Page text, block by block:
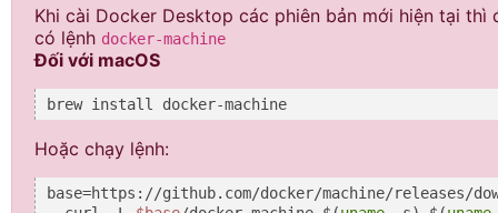
Khi cài Docker Desktop các phiên bản mới hiện tại
có lệnh docker-machine
Đối với macOS
brew install docker-machine
Hoặc chạy lệnh:
base=https://github.com/docker/machine/releases/